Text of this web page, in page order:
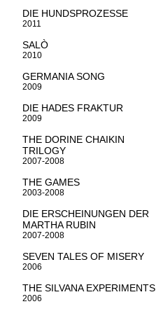
DIE HUNDSPROZESSE
2011
SALÒ
2010
GERMANIA SONG
2009
DIE HADES FRAKTUR
2009
THE DORINE CHAIKIN
TRILOGY
2007-2008
THE GAMES
2003-2008
DIE ERSCHEINUNGEN DER
MARTHA RUBIN
2007-2008
SEVEN TALES OF MISERY
2006
THE SILVANA EXPERIMENTS
2006